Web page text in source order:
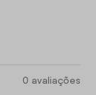
0 avaliações